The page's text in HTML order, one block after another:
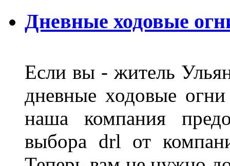
Дневные ходовые
Если вы - житель
дневные ходовые
наша компания
выбора drl от